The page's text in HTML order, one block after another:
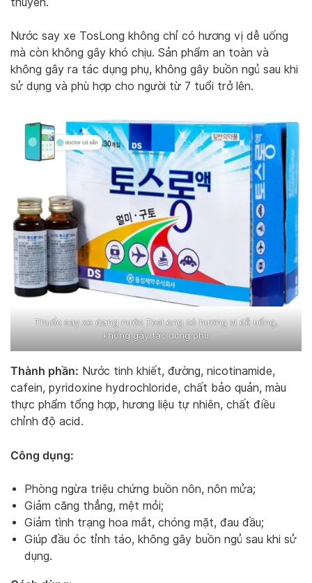
Nước say xe TosLong không chỉ có hương vị dễ uống
mà còn không gây khó chịu. Sản phẩm an toàn và
không gây ra tác dụng phụ, không gây buồn ngủ sau khi
sử dụng và phù hợp cho người từ 7 tuổi trở lên.
Thuốc say xe dạng nước TosLong có hương vị dễ uống,
không gây tác dụng phụ
Thành phần: Nước tinh khiết, đường, nicotinamide,
cafein, pyridoxine hydrochloride, chất bảo quản, màu
thực phẩm tổng hợp, hương liệu tự nhiên, chất điều
chỉnh độ acid.
Công dụng:
Phòng ngừa triệu chứng buồn nôn, nôn mửa;
Giảm căng thẳng, mệt mỏi;
Giảm tình trạng hoa mắt, chóng mặt, đau đầu;
Giúp đầu óc tỉnh táo, không gây buồn ngủ sau khi sử
dụng.